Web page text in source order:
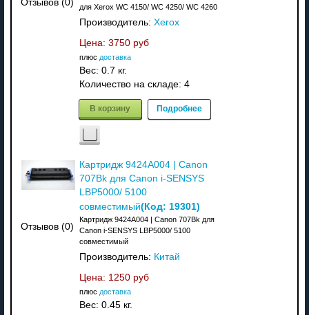
Отзывов (0) для Xerox WC 4150/ WC 4250/ WC 4260
Производитель: Xerox
Цена: 3750 руб
плюс доставка
Вес: 0.7 кг.
Количество на складе: 4
В корзину Подробнее
Отзывов (0)
Картридж 9424A004 | Canon
707Bk для Canon i-SENSYS
LBP5000/ 5100
совместимый(Код: 19301)
Картридж 9424A004 | Canon 707Bk для
Canon i-SENSYS LBP5000/ 5100
совместимый
Производитель: Китай
Цена: 1250 руб
плюс доставка
Вес: 0.45 кг.